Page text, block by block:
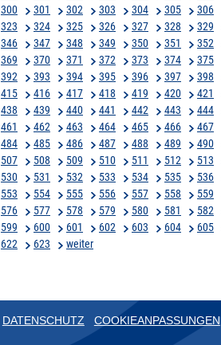
300 301 302 303 304 305 306
323 324 325 326 327 328 329
346 347 348 349 350 351 352
369 370 371 372 373 374 375
392 393 394 395 396 397 398
415 416 417 418 419 420 421
438 439 440 441 442 443 444
461 462 463 464 465 466 467
484 485 486 487 488 489 490
507 508 509 510 511 512 513
530 531 532 533 534 535 536
553 554 555 556 557 558 559
576 577 578 579 580 581 582
599 600 601 602 603 604 605
622 623 weiter
DATENSCHUTZ COOKIEANPASSUNGEN